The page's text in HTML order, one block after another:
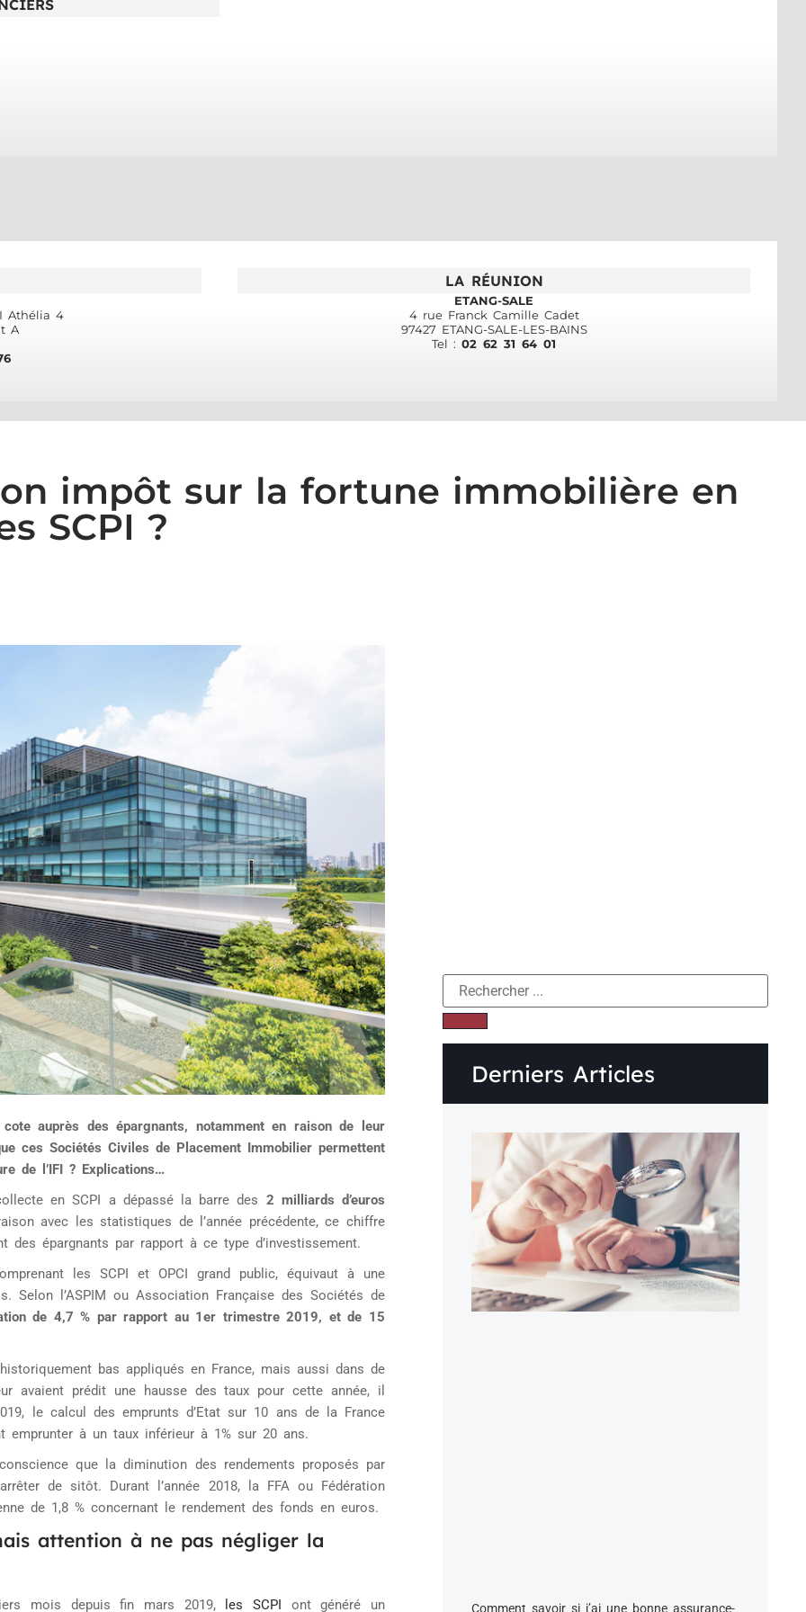
Athélia 4
A
LA RÉUNION
ETANG-SALE
4 rue Franck Camille Cadet
97427 ETANG-SALE-LES-BAINS
Tel : 02 62 31 64 01
impôt sur la fortune immobilière en
SCPI ?
auprès des épargnants, notamment en raison de leur
ces Sociétés Civiles de Placement Immobilier permettent
de l’IFI ? Explications…
en SCPI a dépassé la barre des 2 milliards d’euros
avec les statistiques de l’année précédente, ce chiffre
épargnants par rapport à ce type d’investissement.
les SCPI et OPCI grand public, équivaut à une
Selon l’ASPIM ou Association Française des Sociétés de
de 4,7 % par rapport au 1er trimestre 2019, et de 15
bas appliqués en France, mais aussi dans de
avaient prédit une hausse des taux pour cette année, il
le calcul des emprunts d’Etat sur 10 ans de la France
à un taux inférieur à 1% sur 20 ans.
que la diminution des rendements proposés par
de sitôt. Durant l’année 2018, la FFA ou Fédération
de 1,8 % concernant le rendement des fonds en euros.
attention à ne pas négliger la
mois depuis fin mars 2019, les SCPI ont généré un
Derniers Articles
Comment savoir si j’ai une bonne assurance-